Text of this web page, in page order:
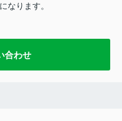
なります。
合わせ